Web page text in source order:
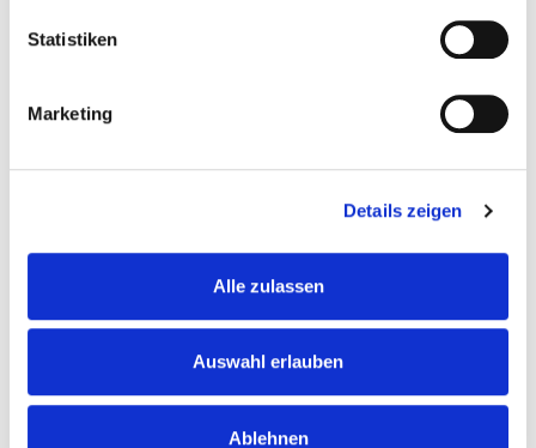
Statistiken
Marketing
Details zeigen
Alle zulassen
Auswahl erlauben
Ablehnen
Akzeptierte Dateitypen: pdf, docx, jpg, png, doc, Max.
Wie bist du auf uns aufmerksam geworden? *